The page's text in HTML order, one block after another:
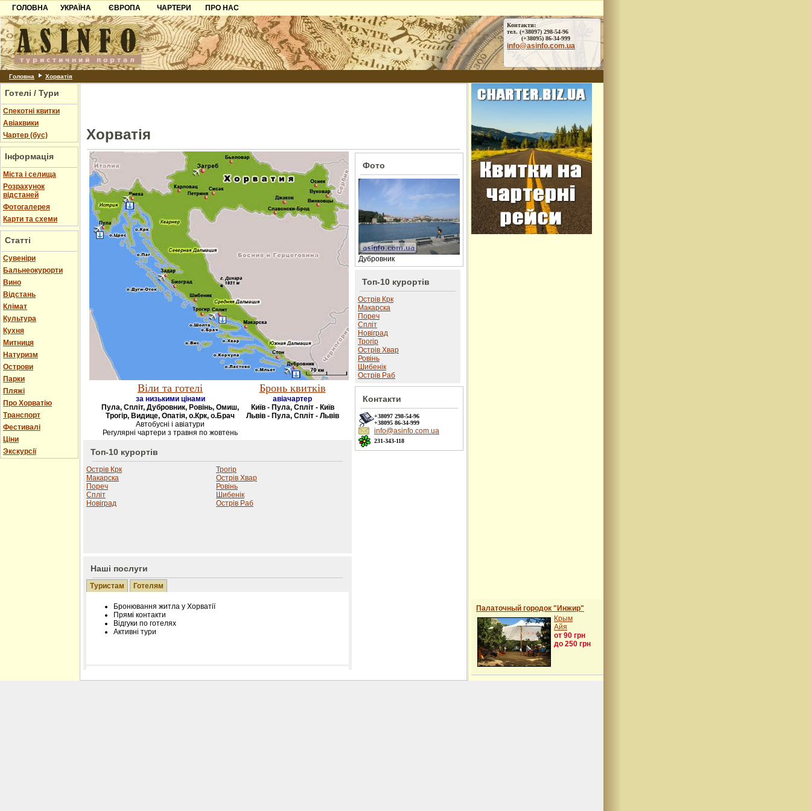
ГОЛОВНА
УКРАЇНА
Карпати
Азов
Причорноморря
Шацьк
ЄВРОПА
Чорногорія
Хорватія
Болгарія
ЧАРТЕРИ
ПРО НАС
Контакти
Партнерам
Додати готель
Контакти:
тел. (+38097) 298-54-96
(+38095) 86-34-999
info@asinfo.com.ua
Головна Хорватія
Готелі / Тури
Спекотні квитки
Авіаквики
Чартер (бус)
Інформація
Міста і селища
Розрахунок
відстаней
Фотогалерея
Карти та схеми
Статті
Cувеніри
Бальнеокурорти
Вино
Відстань
Клімат
Культура
Кухня
Митниця
Натуризм
Острови
Парки
Пляжі
Про Хорватію
Транспорт
Фестивалі
Ціни
Экскурсії
Хорватія
Віли та готелі
за низькими цінами
Пула, Спліт, Дубровник, Ровінь, Омиш,
Трогір, Видице, Опатія, о.Крк, о.Брач
Автобусні і авіатури
Регулярні чартери з травня по жовтень
Бронь квитків
авіачартер
Київ - Пула, Спліт - Київ
Львів - Пула, Спліт - Львів
Топ-10 курортів
Острів Крк
Макарска
Пореч
Спліт
Новіград
Трогір
Острів Хвар
Ровінь
Шибенік
Острів Раб
Наші послуги
Туристам Готелям
Бронювання житла у Хорватії
Прямі контакти
Відгуки по готелях
Активні тури
Розміщення інформації про готель на нашому сайті
Фото
Дубровник
Топ-10 курортів
Острів Крк
Макарска
Пореч
Спліт
Новіград
Трогір
Острів Хвар
Ровінь
Шибенік
Острів Раб
Контакти
+38097 298-54-96
+38095 86-34-999
info@asinfo.com.ua
231-343-118
Палаточный городок "Инжир"
Крым
Айя
от 90 грн
до 250 грн